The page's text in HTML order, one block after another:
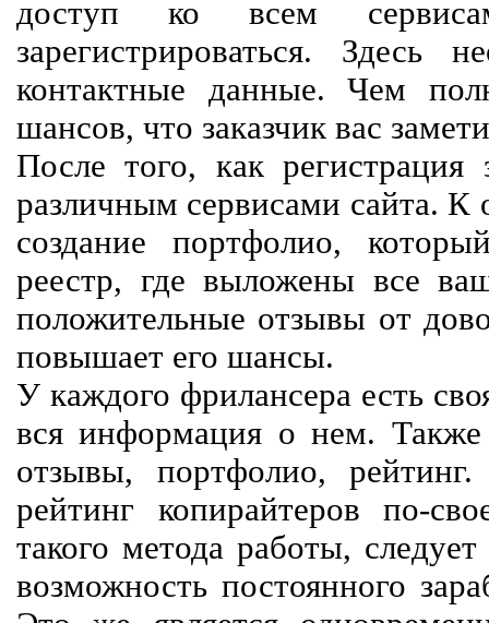
доступ ко всем
зарегистрироваться. Здесь
контактные данные. Чем
шансов, что заказчик вас
После того, как регистрация
различным сервисами сайта. К
создание портфолио,
реестр, где выложены все
положительные отзывы от
повышает его шансы.
У каждого фрилансера есть
вся информация о нем. Также
отзывы, портфолио,
рейтинг копирайтеров по-
такого метода работы,
возможность постоянного